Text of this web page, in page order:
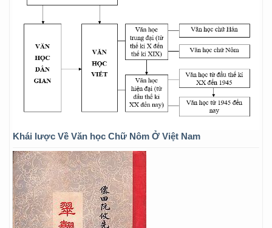
Khái lược Về Văn học Chữ Nôm Ở Việt Nam